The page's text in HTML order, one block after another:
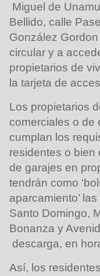
Miguel de
Bellido, calle
González
circular y a
propietarios de
la tarjeta de
Los propietarios
comerciales o de
cumplan los
residentes o bien
de garajes en
tendrán como
aparcamiento’
Santo Domingo,
Bonanza y
descarga, en
Así, los